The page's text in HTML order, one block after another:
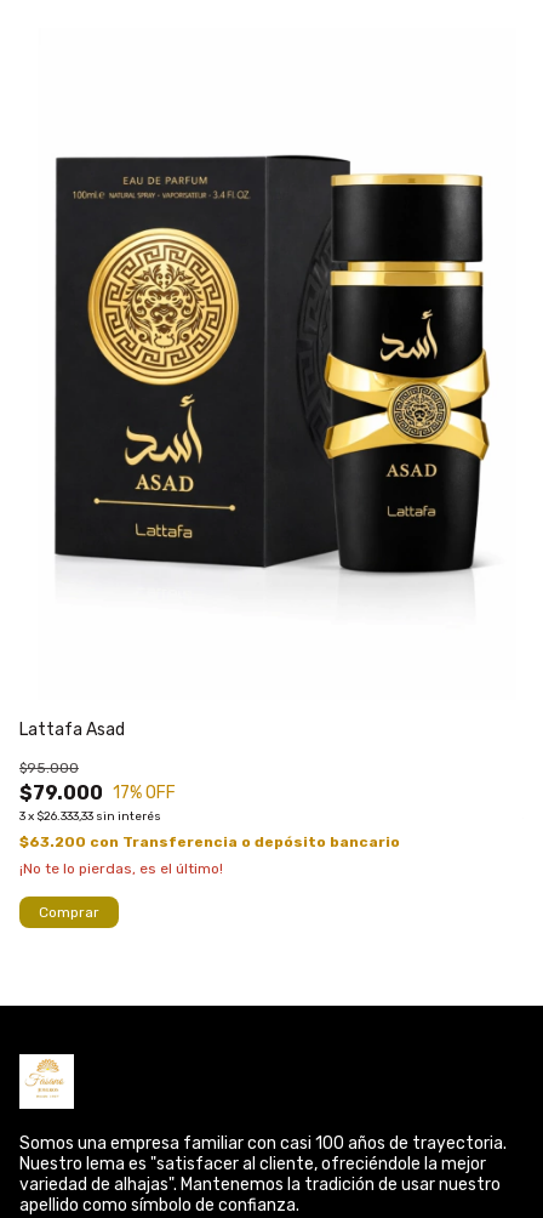
Lattafa Asad
$79.000
$95.000
17% OFF
3x $26.333,33 sin interés
$63.200 con Transferencia o depósito bancario
¡No te lo pierdas, es el último!
Comprar
Somos una empresa familiar con casi 100 años de trayectoria.
Nuestro lema es "satisfacer al cliente, ofreciéndole la mejor
variedad de alhajas". Mantenemos la tradición de usar nuestro
apellido como símbolo de confianza.